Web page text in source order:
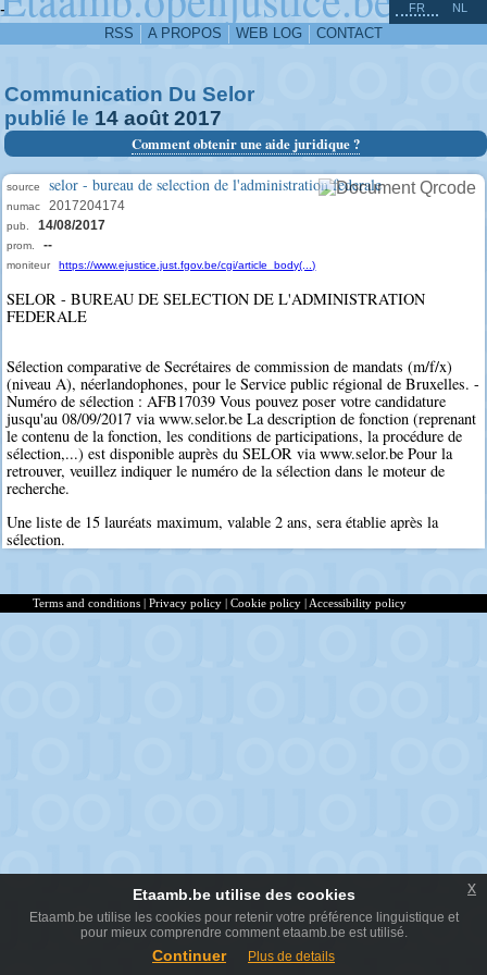
-
RSS A PROPOS WEB LOG CONTACT
FR NL
Communication Du Selor
publié le 14 août 2017
Comment obtenir une aide juridique ?
source selor - bureau de selection de l'administration federale
numac 2017204174
pub. 14/08/2017
prom. --
moniteur https://www.ejustice.just.fgov.be/cgi/article_body(...)
SELOR - BUREAU DE SELECTION DE L'ADMINISTRATION
FEDERALE
Sélection comparative de Secrétaires de commission de mandats (m/f/x)
(niveau A), néerlandophones, pour le Service public régional de Bruxelles. -
Numéro de sélection : AFB17039 Vous pouvez poser votre candidature
jusqu'au 08/09/2017 via www.selor.be La description de fonction (reprenant
le contenu de la fonction, les conditions de participations, la procédure de
sélection,...) est disponible auprès du SELOR via www.selor.be Pour la
retrouver, veuillez indiquer le numéro de la sélection dans le moteur de
recherche.
Une liste de 15 lauréats maximum, valable 2 ans, sera établie après la
sélection.
^
Terms and conditions | Privacy policy | Cookie policy | Accessibility policy
Etaamb.be utilise des cookies
Etaamb.be utilise les cookies pour retenir votre préférence linguistique et
pour mieux comprendre comment etaamb.be est utilisé.
Continuer Plus de details
x